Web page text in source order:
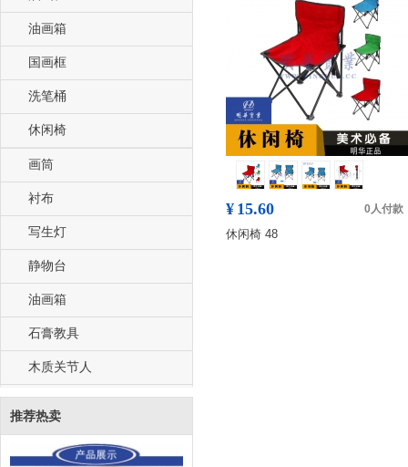
油画箱
国画框
洗笔桶
休闲椅
画筒
衬布
写生灯
静物台
油画箱
石膏教具
木质关节人
推荐热卖
¥ 15.60 0人付款
休闲椅 48